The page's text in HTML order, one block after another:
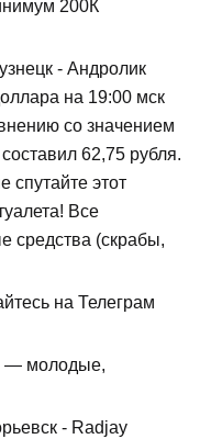
200К
- Андролик
на 19:00 мск
со значением
62,75 рубля.
спутайте этот
Все
средства (скрабы,
на Телеграм
— молодые,
- Radjay